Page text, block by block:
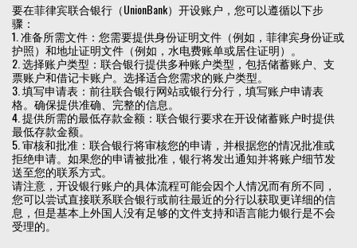
要在菲律宾联合银行（UnionBank）开设账户，您可以遵循以下步
骤：
1. 准备所需文件：您需要提供身份证明文件（例如，菲律宾身份证或
护照）和地址证明文件（例如，水电费账单或居住证明）。
2. 选择账户类型：联合银行提供多种账户类型，包括储蓄账户、支
票账户和借记卡账户。选择适合您需求的账户类型。
3. 填写申请表：前往联合银行网站或银行分行，填写账户申请表
格。确保提供准确、完整的信息。
4. 提供所需的最低存款金额：联合银行要求在开设储蓄账户时提供
最低存款金额。
5. 审核和批准：联合银行将审核您的申请，并根据您的情况批准或
拒绝申请。如果您的申请被批准，银行将发出通知并将账户细节发
送至您的联系方式。
请注意，开设银行账户的具体流程可能会因个人情况而有所不同，
您可以尝试直接联系联合银行或前往最近的分行以获取更详细的信
息，但是基本上外国人没有足够的文件支持和语言能力银行是不会
受理的。